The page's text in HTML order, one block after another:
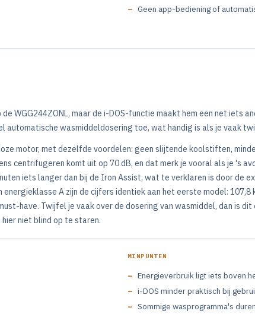
Geen app-bediening of
WGG244ZONL, maar de i-DOS-functie maakt hem een net iets
automatische wasmiddeldosering toe, wat handig is als je vaak
motor, met dezelfde voordelen: geen slijtende koolstiften,
centrifugeren komt uit op 70 dB, en dat merk je vooral als je 's
iets langer dan bij de Iron Assist, wat te verklaren is door de
A zijn de cijfers identiek aan het eerste model: 107,8
have. Twijfel je vaak over de dosering van wasmiddel, dan is
niet blind op te staren.
MINPUNTEN
Energieverbruik ligt iets boven
i-DOS minder praktisch bij
Sommige wasprogramma's